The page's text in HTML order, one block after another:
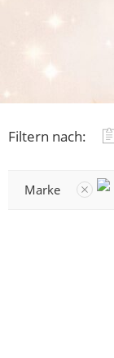
Filtern nach:
Marke